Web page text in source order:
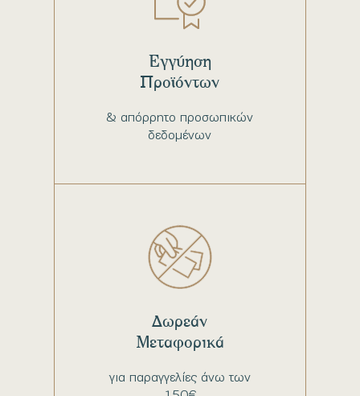
& απόρρητο προσωπικών
δεδομένων
Εγγύηση
Προϊόντων
για παραγγελίες άνω των
Δωρεάν
Μεταφορικά